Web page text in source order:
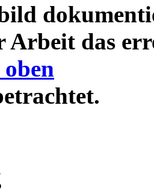
Arbeit das